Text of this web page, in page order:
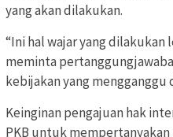
yang akan dilakukan.
“Ini hal wajar yang dilakukan
meminta
kebijakan yang mengganggu
Keinginan pengajuan hak
PKB untuk